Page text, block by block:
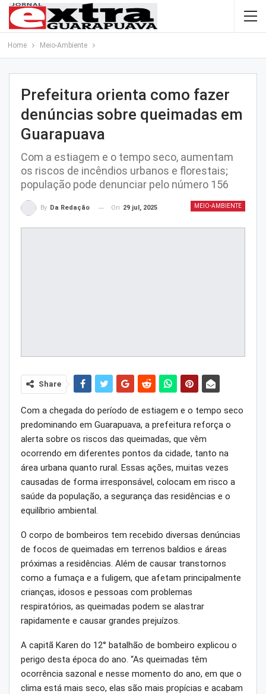
Home Meio-Ambiente
Prefeitura orienta como fazer
denúncias sobre queimadas em
Guarapuava
Com a estiagem e o tempo seco, aumentam
os riscos de incêndios urbanos e florestais;
população pode denunciar pelo número 156
MEIO-AMBIENTE
By Da Redação On 29 jul, 2025
Share
Com a chegada do período de estiagem e o tempo seco
predominando em Guarapuava, a prefeitura reforça o
alerta sobre os riscos das queimadas, que vêm
ocorrendo em diferentes pontos da cidade, tanto na
área urbana quanto rural. Essas ações, muitas vezes
causadas de forma irresponsável, colocam em risco a
saúde da população, a segurança das residências e o
equilíbrio ambiental.
O corpo de bombeiros tem recebido diversas denúncias
de focos de queimadas em terrenos baldios e áreas
próximas a residências. Além de causar transtornos
como a fumaça e a fuligem, que afetam principalmente
crianças, idosos e pessoas com problemas
respiratórios, as queimadas podem se alastrar
rapidamente e causar grandes prejuízos.
A capitã Karen do 12° batalhão de bombeiro explicou o
perigo desta época do ano. “As queimadas têm
ocorrência sazonal e nesse momento do ano, em que o
clima está mais seco, elas são mais propícias e acabam